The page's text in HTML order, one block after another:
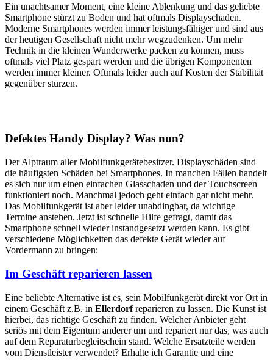
Ein unachtsamer Moment, eine kleine Ablenkung und das geliebte
Smartphone stürzt zu Boden und hat oftmals Displayschaden.
Moderne Smartphones werden immer leistungsfähiger und sind aus
der heutigen Gesellschaft nicht mehr wegzudenken. Um mehr
Technik in die kleinen Wunderwerke packen zu können, muss
oftmals viel Platz gespart werden und die übrigen Komponenten
werden immer kleiner. Oftmals leider auch auf Kosten der Stabilität
gegenüber stürzen.
Defektes Handy Display? Was nun?
Der Alptraum aller Mobilfunkgerätebesitzer. Displayschäden sind
die häufigsten Schäden bei Smartphones. In manchen Fällen handelt
es sich nur um einen einfachen Glasschaden und der Touchscreen
funktioniert noch. Manchmal jedoch geht einfach gar nicht mehr.
Das Mobilfunkgerät ist aber leider unabdingbar, da wichtige
Termine anstehen. Jetzt ist schnelle Hilfe gefragt, damit das
Smartphone schnell wieder instandgesetzt werden kann. Es gibt
verschiedene Möglichkeiten das defekte Gerät wieder auf
Vordermann zu bringen:
Im Geschäft reparieren lassen
Eine beliebte Alternative ist es, sein Mobilfunkgerät direkt vor Ort in
einem Geschäft z.B. in Ellerdorfreparieren zu lassen. Die Kunst ist
hierbei, das richtige Geschäft zu finden. Welcher Anbieter geht
seriös mit dem Eigentum anderer um und repariert nur das, was auch
auf dem Reparaturbegleitschein stand. Welche Ersatzteile werden
vom Dienstleister verwendet? Erhalte ich Garantie und eine